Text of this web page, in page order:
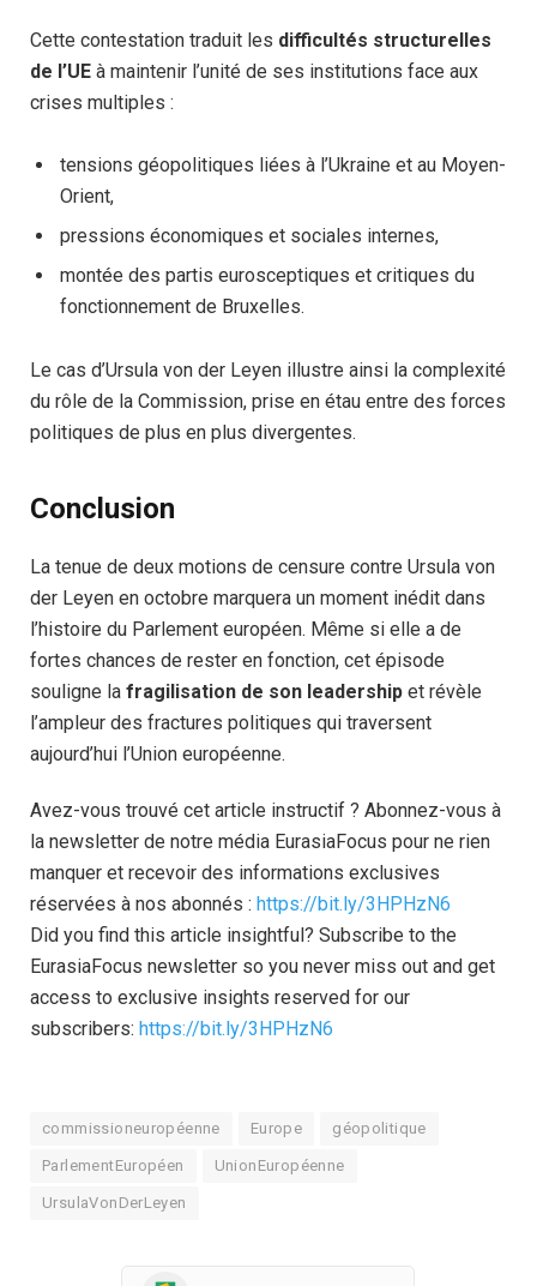
Cette contestation traduit les difficultés structurelles
de l’UE à maintenir l’unité de ses institutions face aux
crises multiples :
tensions géopolitiques liées à l’Ukraine et au Moyen-
Orient,
pressions économiques et sociales internes,
montée des partis eurosceptiques et critiques du
fonctionnement de Bruxelles.
Le cas d’Ursula von der Leyen illustre ainsi la complexité
du rôle de la Commission, prise en étau entre des forces
politiques de plus en plus divergentes.
Conclusion
La tenue de deux motions de censure contre Ursula von
der Leyen en octobre marquera un moment inédit dans
l’histoire du Parlement européen. Même si elle a de
fortes chances de rester en fonction, cet épisode
souligne la fragilisation de son leadership et révèle
l’ampleur des fractures politiques qui traversent
aujourd’hui l’Union européenne.
Avez-vous trouvé cet article instructif ? Abonnez-vous à
la newsletter de notre média EurasiaFocus pour ne rien
manquer et recevoir des informations exclusives
réservées à nos abonnés : https://bit.ly/3HPHzN6
Did you find this article insightful? Subscribe to the
EurasiaFocus newsletter so you never miss out and get
access to exclusive insights reserved for our
subscribers: https://bit.ly/3HPHzN6
commissioneuropéenne Europe géopolitique
ParlementEuropéen UnionEuropéenne
UrsulaVonDerLeyen